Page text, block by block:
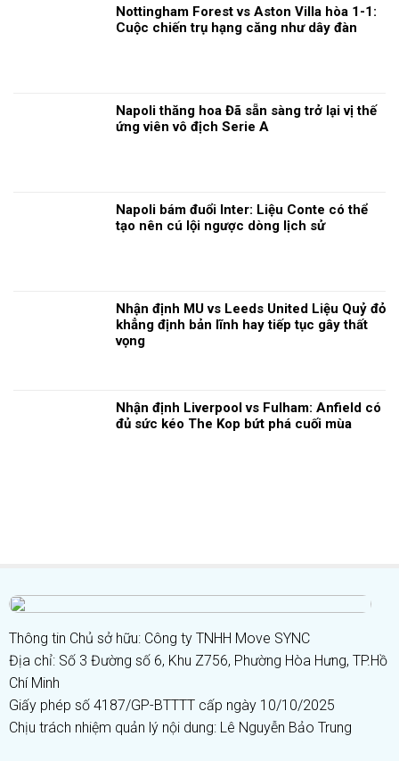
Nottingham Forest vs Aston Villa hòa 1-1:
Cuộc chiến trụ hạng căng như dây đàn
Napoli thăng hoa Đã sẵn sàng trở lại vị thế
ứng viên vô địch Serie A
Napoli bám đuổi Inter: Liệu Conte có thể
tạo nên cú lội ngược dòng lịch sử
Nhận định MU vs Leeds United Liệu Quỷ đỏ
khẳng định bản lĩnh hay tiếp tục gây thất
vọng
Nhận định Liverpool vs Fulham: Anfield có
đủ sức kéo The Kop bứt phá cuối mùa
Thông tin Chủ sở hữu: Công ty TNHH Move SYNC
Địa chỉ: Số 3 Đường số 6, Khu Z756, Phường Hòa Hưng, TP.Hồ
Chí Minh
Giấy phép số 4187/GP-BTTTT cấp ngày 10/10/2025
Chịu trách nhiệm quản lý nội dung: Lê Nguyễn Bảo Trung